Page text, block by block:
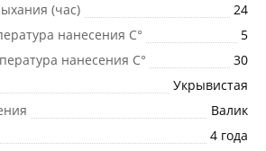
(час)
24
нанесения C°
5
нанесения C°
30
Укрывистая
Валик
4 года